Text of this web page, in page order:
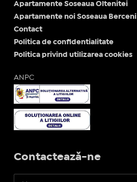
Apartamente Soseaua Oltenitei
Apartamente noi Soseaua Berceni
Contact
Politica de confidentialitate
Politica privind utilizarea cookies
ANPC
Contactează-ne